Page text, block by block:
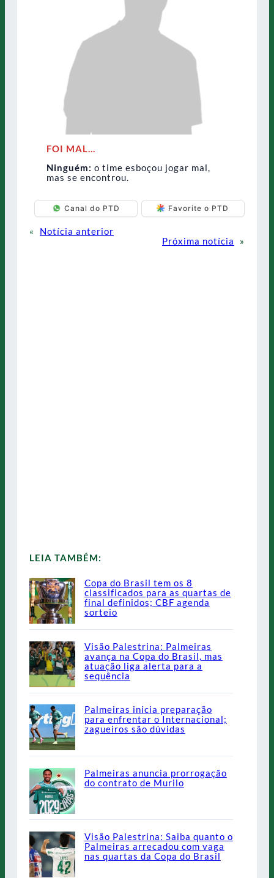
FOI MAL…
Ninguém: o time esboçou jogar mal,
mas se encontrou.
Canal do PTD Favorite o PTD
«
Notícia anterior
Próxima notícia
»
LEIA TAMBÉM:
Copa do Brasil tem os 8
classificados para as quartas de
final definidos; CBF agenda
sorteio
Visão Palestrina: Palmeiras
avança na Copa do Brasil, mas
atuação liga alerta para a
sequência
Palmeiras inicia preparação
para enfrentar o Internacional;
zagueiros são dúvidas
Palmeiras anuncia prorrogação
do contrato de Murilo
Visão Palestrina: Saiba quanto o
Palmeiras arrecadou com vaga
nas quartas da Copa do Brasil